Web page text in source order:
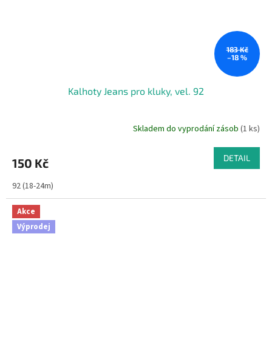
183 Kč
–18 %
Kalhoty Jeans pro kluky, vel. 92
Skladem do vyprodání zásob (1 ks)
150 Kč DETAIL
92 (18-24m)
Akce
Výprodej